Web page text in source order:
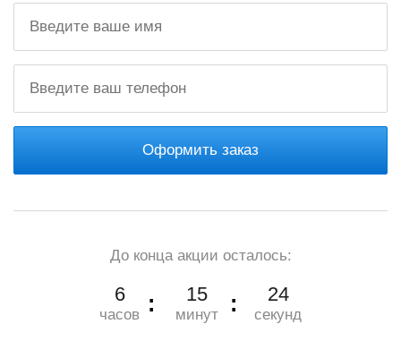
Оформить заказ
До конца акции осталось:
6
часов
15
минут
23
секунд